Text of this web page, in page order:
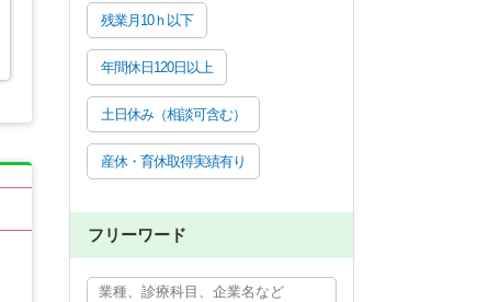
残業月10ｈ以下
年間休日120日以上
土日休み（相談可含む）
産休・育休取得実績有り
フリーワード